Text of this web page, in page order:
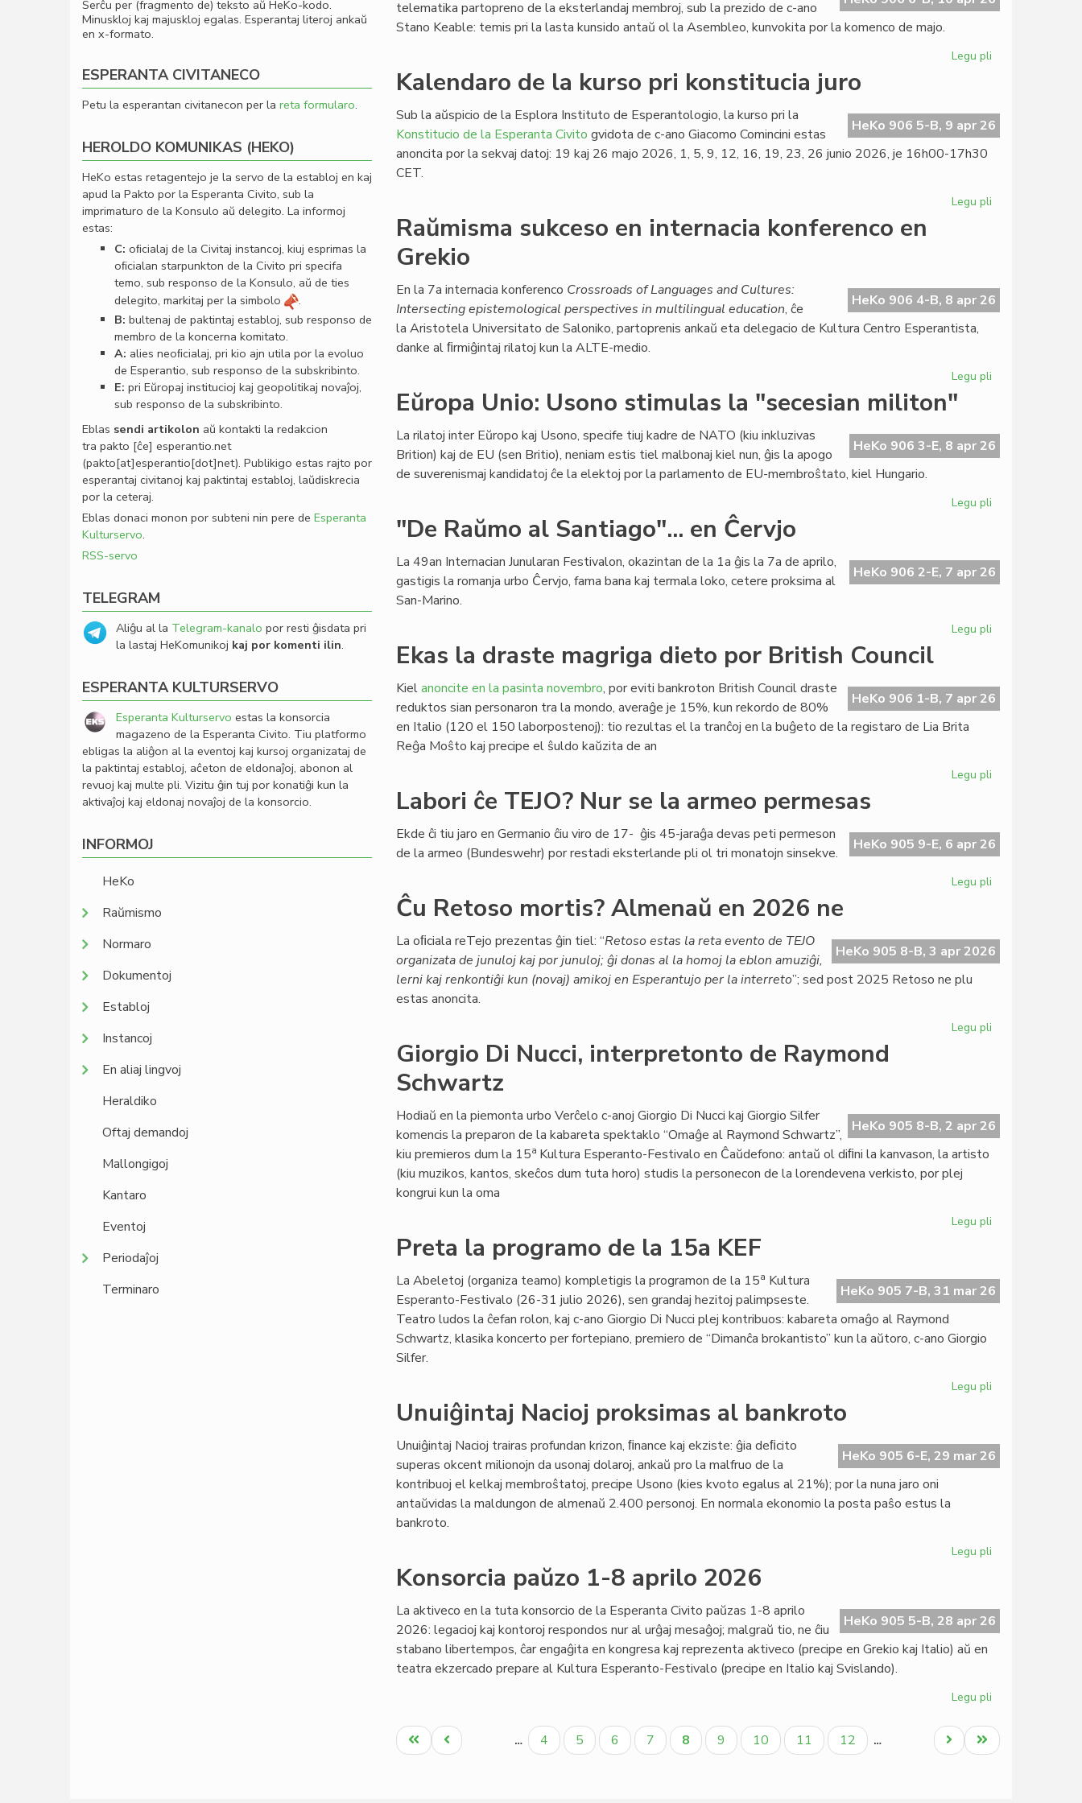
telematika partopreno de la eksterlandaj membroj, sub la prezido de c-ano
Stano Keable: temis pri la lasta kunsido antaŭ ol la Asembleo, kunvokita por la komenco de majo.
Legu pli
aplaŭdas
delegacian
Kalendaro de la kurso pri konstitucia juro
HeKo 906 5-B, 9 apr 26
Sub la aŭspicio de la Esplora Instituto de Esperantologio, la kurso pri la
Konstitucio de la Esperanta Civito gvidota de c-ano Giacomo Comincini estas
anoncita por la sekvaj datoj: 19 kaj 26 majo 2026, 1, 5, 9, 12, 16, 19, 23, 26 junio 2026, je 16h00-17h30
CET.
Legu pli
pri
konstitucia
Raŭmisma sukceso en internacia konferenco en
Grekio
HeKo 906 4-B, 8 apr 26
En la 7a internacia konferenco Crossroads of Languages and Cultures:
Intersecting epistemological perspectives in multilingual education, ĉe
la Aristotela Universitato de Saloniko, partoprenis ankaŭ eta delegacio de Kultura Centro Esperantista,
danke al ﬁrmiĝintaj rilatoj kun la ALTE-medio.
Legu pli
internacia
konferenco
Eŭropa Unio: Usono stimulas la "secesian militon"
HeKo 906 3-E, 8 apr 26
La rilatoj inter Eŭropo kaj Usono, specife tiuj kadre de NATO (kiu inkluzivas
Brition) kaj de EU (sen Britio), neniam estis tiel malbonaj kiel nun, ĝis la apogo
de suverenismaj kandidatoj ĉe la elektoj por la parlamento de EU-membroŝtato, kiel Hungario.
Legu pli
stimulas
la
"De Raŭmo al Santiago"... en Ĉervjo
HeKo 906 2-E, 7 apr 26
La 49an Internacian Junularan Festivalon, okazintan de la 1a ĝis la 7a de aprilo,
gastigis la romanja urbo Ĉervjo, fama bana kaj termala loko, cetere proksima al
San-Marino.
Legu pli
Santiago"...
en
Ekas la draste magriga dieto por British Council
HeKo 906 1-B, 7 apr 26
Kielanoncite en la pasinta novembro, por eviti bankroton British Council draste
reduktos sian personaron tra la mondo, averaĝe je 15%, kun rekordo de 80%
en Italio (120 el 150 laborpostenoj): tio rezultas el la tranĉoj en la buĝeto de la registaro de Lia Brita
Reĝa Moŝto kaj precipe el ŝuldo kaŭzita de an
Legu pli
magriga
dieto
Labori ĉe TEJO? Nur se la armeo permesas
HeKo 905 9-E, 6 apr 26
Ekde ĉi tiu jaro en Germanio ĉiu viro de 17- ĝis 45-jaraĝa devas peti permeson
de la armeo (Bundeswehr) por restadi eksterlande pli ol tri monatojn sinsekve.
Legu pli
Nur
se
Ĉu Retoso mortis? Almenaŭ en 2026 ne
HeKo 905 8-B, 3 apr 2026
La oﬁciala reTejo prezentas ĝin tiel: “Retoso estas la reta evento de TEJO
organizata de junuloj kaj por junuloj; ĝi donas al la homoj la eblon amuziĝi,
lerni kaj renkontiĝi kun (novaj) amikoj en Esperantujo per la interreto”; sed post 2025 Retoso ne plu
estas anoncita.
Legu pli
en
2026
Giorgio Di Nucci, interpretonto de Raymond
Schwartz
HeKo 905 8-B, 2 apr 26
Hodiaŭ en la piemonta urbo Verĉelo c-anoj Giorgio Di Nucci kaj Giorgio Silfer
komencis la preparon de la kabareta spektaklo “Omaĝe al Raymond Schwartz”,
kiu premieros dum la 15a Kultura Esperanto-Festivalo en Ĉaŭdefono: antaŭ ol diﬁni la kanvason, la artisto
(kiu muzikos, kantos, skeĉos dum tuta horo) studis la personecon de la lorendevena verkisto, por plej
kongrui kun la oma
Legu pli
interpretonto
de
Preta la programo de la 15a KEF
HeKo 905 7-B, 31 mar 26
La Abeletoj (organiza teamo) kompletigis la programon de la 15a Kultura
Esperanto-Festivalo (26-31 julio 2026), sen grandaj hezitoj palimpseste.
Teatro ludos la ĉefan rolon, kaj c-ano Giorgio Di Nucci plej kontribuos: kabareta omaĝo al Raymond
Schwartz, klasika koncerto per fortepiano, premiero de “Dimanĉa brokantisto” kun la aŭtoro, c-ano Giorgio
Silfer.
Legu pli
de
la
Unuiĝintaj Nacioj proksimas al bankroto
HeKo 905 6-E, 29 mar 26
Unuiĝintaj Nacioj trairas profundan krizon, ﬁnance kaj ekziste: ĝia deﬁcito
superas okcent milionojn da usonaj dolaroj, ankaŭ pro la malfruo de la
kontribuoj el kelkaj membroŝtatoj, precipe Usono (kies kvoto egalus al 21%); por la nuna jaro oni
antaŭvidas la maldungon de almenaŭ 2.400 personoj. En normala ekonomio la posta paŝo estus la
bankroto.
Legu pli
al
bankroto
Konsorcia paŭzo 1-8 aprilo 2026
HeKo 905 5-B, 28 apr 26
La aktiveco en la tuta konsorcio de la Esperanta Civito paŭzas 1-8 aprilo
2026: legacioj kaj kontoroj respondos nur al urĝaj mesaĝoj; malgraŭ tio, ne ĉiu
stabano libertempos, ĉar engaĝita en kongresa kaj reprezenta aktiveco (precipe en Grekio kaj Italio) aŭ en
teatra ekzercado prepare al Kultura Esperanto-Festivalo (precipe en Italio kaj Svislando).
Legu pli
paŭzo
1-
Pagination
Unua
paĝo
Antaŭa
paĝo
… Paĝo
4 Paĝo
5 Paĝo
6 Paĝo
7
Aktuala
paĝo
8 Paĝo
9 Paĝo
10 Paĝo
11 Paĝo
12 …
Last
page
Next
page
Serĉu per (fragmento de) teksto aŭ HeKo-kodo.
Minuskloj kaj majuskloj egalas. Esperantaj literoj ankaŭ
en x-formato.
ESPERANTA CIVITANECO
Petu la esperantan civitanecon per la reta formularo.
HEROLDO KOMUNIKAS (HEKO)
HeKo estas retagentejo je la servo de la establoj en kaj
apud la Pakto por la Esperanta Civito, sub la
imprimaturo de la Konsulo aŭ delegito. La informoj
estas:
C: oﬁcialaj de la Civitaj instancoj, kiuj esprimas la
oﬁcialan starpunkton de la Civito pri specifa
temo, sub responso de la Konsulo, aŭ de ties
delegito, markitaj per la simbolo
.
B: bultenaj de paktintaj establoj, sub responso de
membro de la koncerna komitato.
A: alies neoﬁcialaj, pri kio ajn utila por la evoluo
de Esperantio, sub responso de la subskribinto.
E: pri Eŭropaj institucioj kaj geopolitikaj novaĵoj,
sub responso de la subskribinto.
Eblas sendi artikolon aŭ kontakti la redakcion
tra pakto [ĉe] esperantio.net
(pakto[at]esperantio[dot]net). Publikigo estas rajto por
esperantaj civitanoj kaj paktintaj establoj, laŭdiskrecia
por la ceteraj.
Eblas donaci monon por subteni nin pere de Esperanta
Kulturservo.
RSS-servo
TELEGRAM
Aliĝu al la Telegram-kanalo por resti ĝisdata pri
la lastaj HeKomunikoj kaj por komenti ilin.
ESPERANTA KULTURSERVO
Esperanta Kulturservo estas la konsorcia
magazeno de la Esperanta Civito. Tiu platformo
ebligas la aliĝon al la eventoj kaj kursoj organizataj de
la paktintaj establoj, aĉeton de eldonaĵoj, abonon al
revuoj kaj multe pli. Vizitu ĝin tuj por konatiĝi kun la
aktivaĵoj kaj eldonaj novaĵoj de la konsorcio.
INFORMOJ
HeKo
Raŭmismo
Normaro
Dokumentoj
Establoj
Instancoj
En aliaj lingvoj
Heraldiko
Oftaj demandoj
Mallongigoj
Kantaro
Eventoj
Periodaĵoj
Terminaro